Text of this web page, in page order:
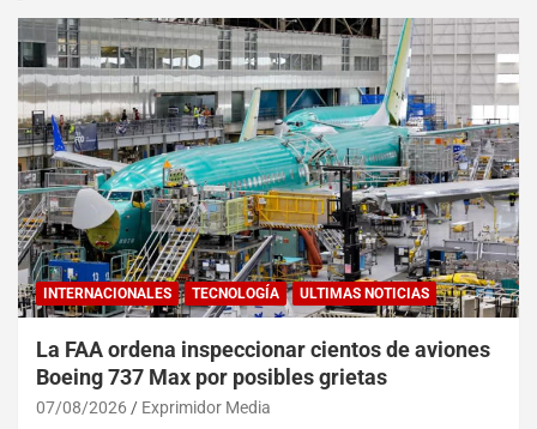
INTERNACIONALES TECNOLOGÍA ULTIMAS NOTICIAS
La FAA ordena inspeccionar cientos de aviones
Boeing 737 Max por posibles grietas
07/08/2026 Exprimidor Media